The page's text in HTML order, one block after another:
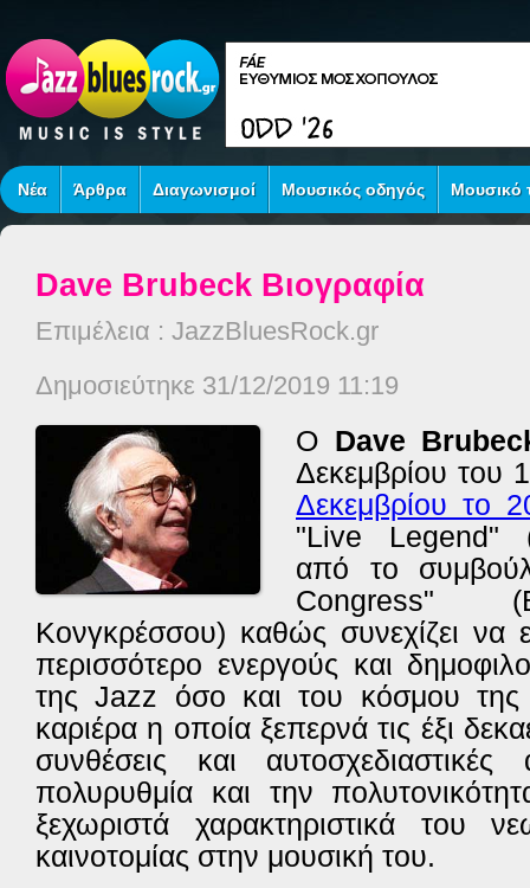
Νέα Άρθρα Διαγωνισμοί Μουσικός οδηγός Μουσικό
Dave Brubeck Βιογραφία
Επιμέλεια : JazzBluesRock.gr
Δημοσιεύτηκε 31/12/2019 11:19
Ο Dave
Δεκεμβρίου του
Δεκεμβρίου το
"Live Legend"
από το
Congress"
Κονγκρέσσου) καθώς συνεχίζει να
περισσότερο ενεργούς και
της Jazz όσο και του κόσμου της
καριέρα η οποία ξεπερνά τις έξι
συνθέσεις και αυτοσχεδιαστικές
πολυρυθμία και την
ξεχωριστά χαρακτηριστικά του
καινοτομίας στην μουσική του.